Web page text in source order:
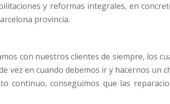
y reformas integrales, en
provincia.
con nuestros clientes de siempre, los
vez en cuando debemos ir y hacernos un
continuo, conseguimos que las